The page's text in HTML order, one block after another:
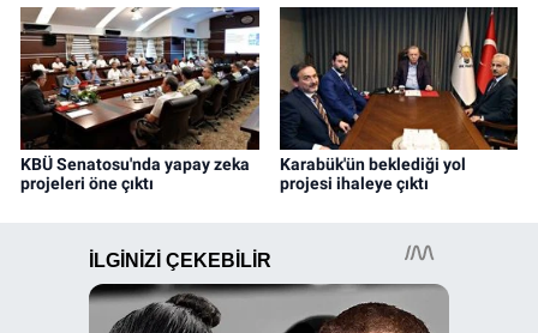
KBÜ Senatosu'nda yapay zeka
projeleri öne çıktı
Karabük'ün beklediği yol
projesi ihaleye çıktı